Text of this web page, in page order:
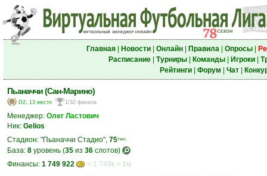
Главная| Новости| Онлайн| Правила| Опросы|
Расписание| Турниры| Команды| Игроки|
Рейтинги| Форум Чат|
Пьаначчи (Сан-Марино)
D2, 13 место 1/32 финала
Менеджер: Олег Ластович
Ник: Gelios
Стадион: "Пьаначчи Стадио", 75тыс.
База: 8 уровень (35 из 36 слотов)
Финансы: 1 749 922
= 1 749к = 1м